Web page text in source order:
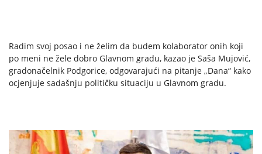
Radim svoj posao i ne želim da budem kolaborator onih koji
po meni ne žele dobro Glavnom gradu, kazao je Saša Mujović,
gradonačelnik Podgorice, odgovarajući na pitanje „Dana“ kako
ocjenjuje sadašnju političku situaciju u Glavnom gradu.